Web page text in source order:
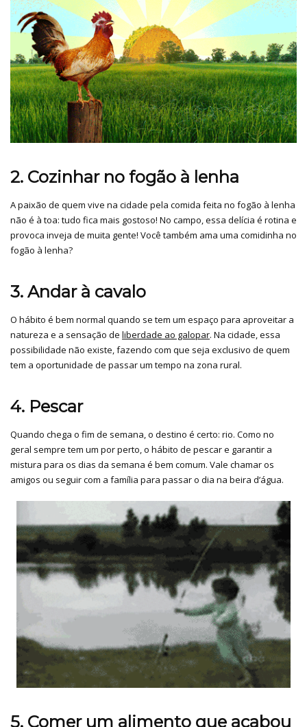
2. Cozinhar no fogão à lenha
A paixão de quem vive na cidade pela comida feita no fogão à lenha
não é à toa: tudo fica mais gostoso! No campo, essa delícia é rotina e
provoca inveja de muita gente! Você também ama uma comidinha no
fogão à lenha?
3. Andar à cavalo
O hábito é bem normal quando se tem um espaço para aproveitar a
natureza e a sensação de liberdade ao galopar. Na cidade, essa
possibilidade não existe, fazendo com que seja exclusivo de quem
tem a oportunidade de passar um tempo na zona rural.
4. Pescar
Quando chega o fim de semana, o destino é certo: rio. Como no
geral sempre tem um por perto, o hábito de pescar e garantir a
mistura para os dias da semana é bem comum. Vale chamar os
amigos ou seguir com a família para passar o dia na beira d’água.
5. Comer um alimento que acabou